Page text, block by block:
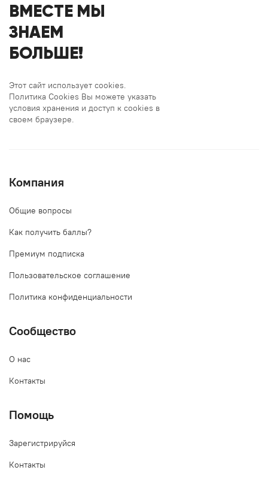
ВМЕСТЕ МЫ
ЗНАЕМ
БОЛЬШЕ!
Этот сайт использует cookies.
Политика Cookies Вы можете указать
условия хранения и доступ к cookies в
своем браузере.
Компания
Общие вопросы
Как получить баллы?
Премиум подписка
Пользовательское соглашение
Политика конфиденциальности
Сообщество
О нас
Контакты
Помощь
Зарегистрируйся
Контакты